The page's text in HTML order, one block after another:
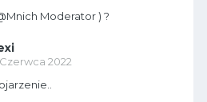
Moderator ) ?
2022